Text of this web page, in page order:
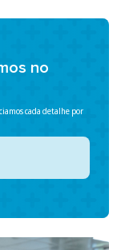
no
cada detalhe por